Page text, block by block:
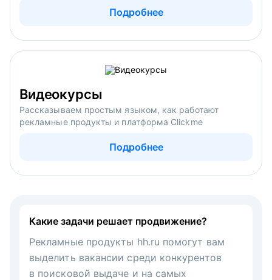
Подробнее
Видеокурсы
Рассказываем простым языком, как работают
рекламные продукты и платформа Clickme
Подробнее
Какие задачи решает продвижение?
Рекламные продукты hh.ru помогут вам
выделить вакансии среди конкурентов
в поисковой выдаче и на самых